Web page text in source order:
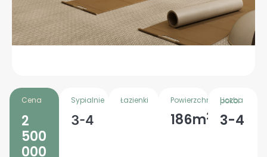
Cena
2
500
000
Sypialnie
3-4
Łazienki Powierzchnia
186m2
Liczba pokoi
3-4